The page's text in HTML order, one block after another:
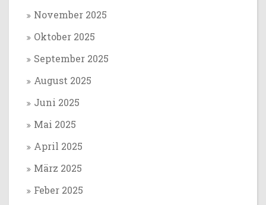
November 2025
Oktober 2025
September 2025
August 2025
Juni 2025
Mai 2025
April 2025
März 2025
Feber 2025